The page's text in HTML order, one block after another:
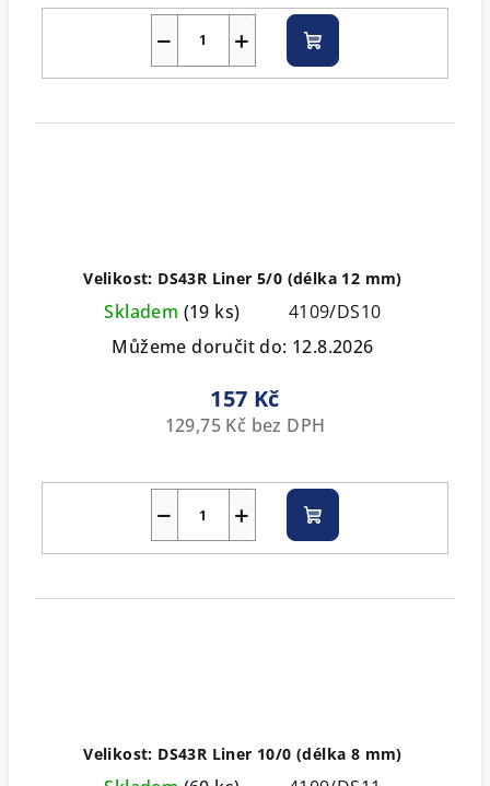
+
− Do
košíku
Velikost: DS43R Liner 5/0 (délka 12 mm)
Skladem (19 ks)
4109/DS10
Můžeme doručit do: 12.8.2026
157 Kč
129,75 Kč bez DPH
+
− Do
košíku
Velikost: DS43R Liner 10/0 (délka 8 mm)